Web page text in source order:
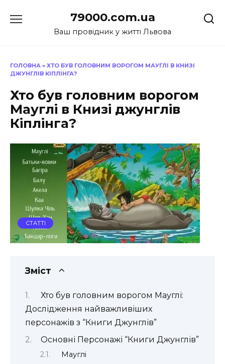
до
79000.com.ua
Ваш провідник у житті Львова
ГОЛОВНА » ХТО БУВ ГОЛОВНИМ ВОРОГОМ МАУГЛІ В КНИЗІ
ДЖУНГЛІВ КІПЛІНГА?
Хто був головним ворогом
Мауглі в Книзі джунглів
Кіплінга?
СТАТТІ
Зміст
Хто був головним ворогом Мауглі:
Дослідження найважливіших
персонажів з “Книги Джунглів”
Основні Персонажі “Книги Джунглів”
Мауглі